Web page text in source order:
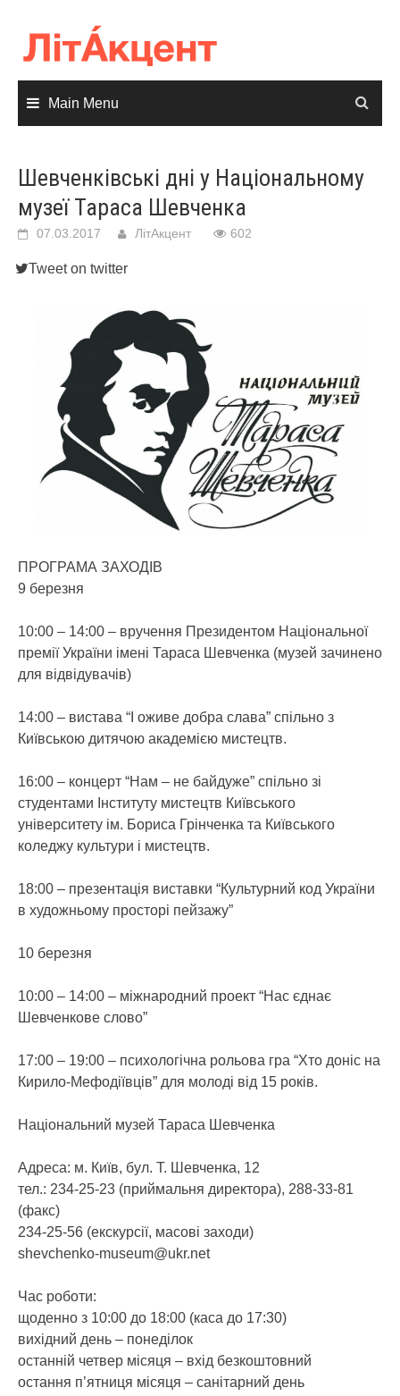
content
Main Menu
Шевченківські дні у Національному
музеї Тараса Шевченка
07.03.2017 ЛітАкцент 602
Tweet on twitter
ПРОГРАМА ЗАХОДІВ
9 березня
10:00 – 14:00 – вручення Президентом Національної
премії України імені Тараса Шевченка (музей зачинено
для відвідувачів)
14:00 – вистава “І оживе добра слава” спільно з
Київською дитячою академією мистецтв.
16:00 – концерт “Нам – не байдуже” спільно зі
студентами Інституту мистецтв Київського
університету ім. Бориса Грінченка та Київського
коледжу культури і мистецтв.
18:00 – презентація виставки “Культурний код України
в художньому просторі пейзажу”
10 березня
10:00 – 14:00 – міжнародний проект “Нас єднає
Шевченкове слово”
17:00 – 19:00 – психологічна рольова гра “Хто доніс на
Кирило-Мефодіївців” для молоді від 15 років.
Національний музей Тараса Шевченка
Адреса: м. Київ, бул. Т. Шевченка, 12
тел.: 234-25-23 (приймальня директора), 288-33-81
(факс)
234-25-56 (екскурсії, масові заходи)
shevchenko-museum@ukr.net
Час роботи:
щоденно з 10:00 до 18:00 (каса до 17:30)
вихідний день – понеділок
останній четвер місяця – вхід безкоштовний
остання п’ятниця місяця – санітарний день